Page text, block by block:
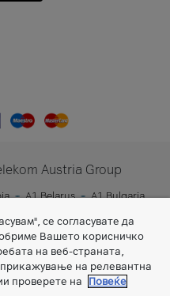
Austria Group
A1 Belarus
A1 Bulgaria
се согласувате да
Вашето корисничко
на веб-страната,
на релевантна
проверете на
Повеќе